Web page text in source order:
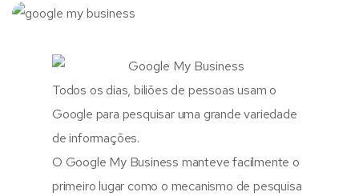
Todos os dias, biliões de pessoas usam o
Google para pesquisar uma grande variedade
de informações.
O Google My Business manteve facilmente o
primeiro lugar como o mecanismo de pesquisa